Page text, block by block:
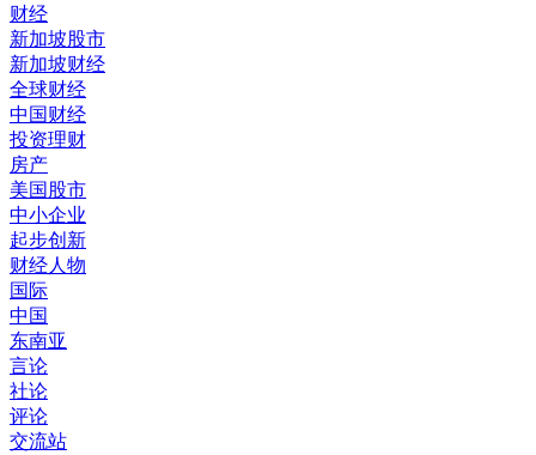
财经
新加坡股市
新加坡财经
全球财经
中国财经
投资理财
房产
美国股市
中小企业
起步创新
财经人物
国际
中国
东南亚
言论
社论
评论
交流站